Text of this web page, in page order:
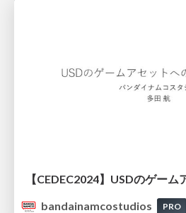
bandainamcostudios
PRO